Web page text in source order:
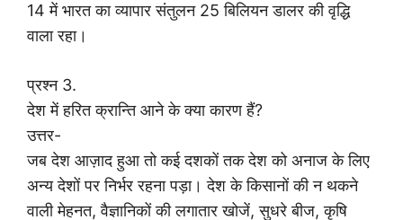
14 में भारत का व्यापार संतुलन 25 बिलियन डालर की वृद्धि
वाला रहा।
प्रश्न 3.
देश में हरित क्रान्ति आने के क्या कारण हैं?
उत्तर-
जब देश आज़ाद हुआ तो कई दशकों तक देश को अनाज के लिए
अन्य देशों पर निर्भर रहना पड़ा। देश के किसानों की न थकने
वाली मेहनत, वैज्ञानिकों की लगातार खोजें, सुधरे बीज, कृषि